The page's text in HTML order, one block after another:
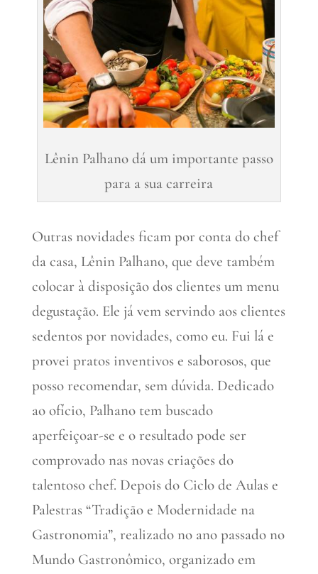
Lênin Palhano dá um importante passo
para a sua carreira
Outras novidades ficam por conta do chef
da casa, Lênin Palhano, que deve também
colocar à disposição dos clientes um menu
degustação. Ele já vem servindo aos clientes
sedentos por novidades, como eu. Fui lá e
provei pratos inventivos e saborosos, que
posso recomendar, sem dúvida. Dedicado
ao ofício, Palhano tem buscado
aperfeiçoar-se e o resultado pode ser
comprovado nas novas criações do
talentoso chef. Depois do Ciclo de Aulas e
Palestras “Tradição e Modernidade na
Gastronomia”, realizado no ano passado no
Mundo Gastronômico, organizado em